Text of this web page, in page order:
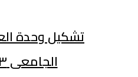
تشكيلوحدة
الجامعى